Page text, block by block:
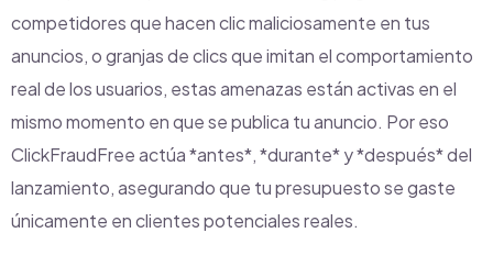
competidores que hacen clic maliciosamente en tus
anuncios, o granjas de clics que imitan el comportamiento
real de los usuarios, estas amenazas están activas en el
mismo momento en que se publica tu anuncio. Por eso
ClickFraudFree actúa *antes*, *durante* y *después* del
lanzamiento, asegurando que tu presupuesto se gaste
únicamente en clientes potenciales reales.